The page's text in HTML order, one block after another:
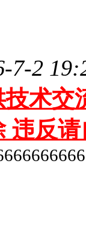
7-2
术交
违反